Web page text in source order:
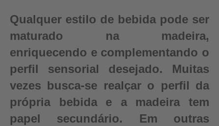
Qualquer estilo de bebida pode ser
maturado na madeira,
enriquecendo e complementando o
perfil sensorial desejado. Muitas
vezes busca-se realçar o perfil da
própria bebida e a madeira tem
papel secundário. Em outras